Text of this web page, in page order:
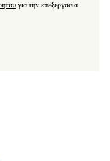
για την επεξεργασία